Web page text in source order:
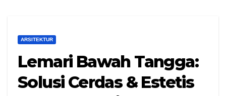
ARSITEKTUR
Lemari Bawah Tangga:
Solusi Cerdas & Estetis